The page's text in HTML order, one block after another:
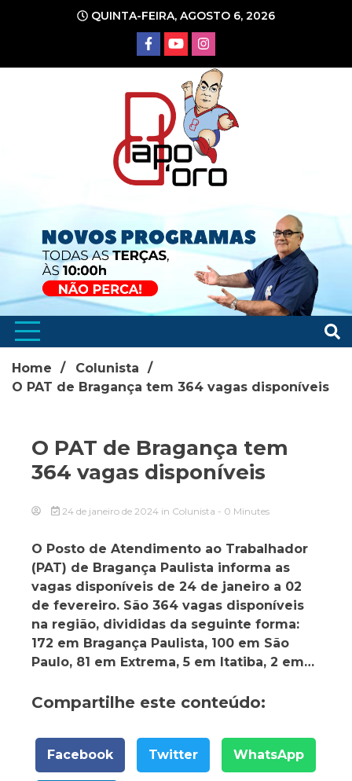
conteúdo
QUINTA-FEIRA, AGOSTO 6, 2026
Home
Colunista
O PAT de Bragança tem 364 vagas disponíveis
O PAT de Bragança tem
364 vagas disponíveis
24 de janeiro de 2024 in Colunista - 0 Minutes
O Posto de Atendimento ao Trabalhador
(PAT) de Bragança Paulista informa as
vagas disponíveis de 24 de janeiro a 02
de fevereiro. São 364 vagas disponíveis
na região, divididas da seguinte forma:
172 em Bragança Paulista, 100 em São
Paulo, 81 em Extrema, 5 em Itatiba, 2 em…
Compartilhe este conteúdo:
Facebook Twitter WhatsApp